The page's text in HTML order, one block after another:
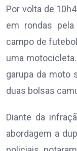
Por volta de
em rondas
campo de
uma
garupa da moto
duas bolsas
Diante da
abordagem a